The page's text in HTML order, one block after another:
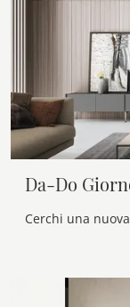
Da-Do